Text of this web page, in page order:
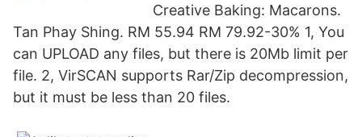
Creative Baking: Macarons.
Tan Phay Shing. RM 55.94 RM 79.92-30% 1, You
can UPLOAD any files, but there is 20Mb limit per
file. 2, VirSCAN supports Rar/Zip decompression,
but it must be less than 20 files.